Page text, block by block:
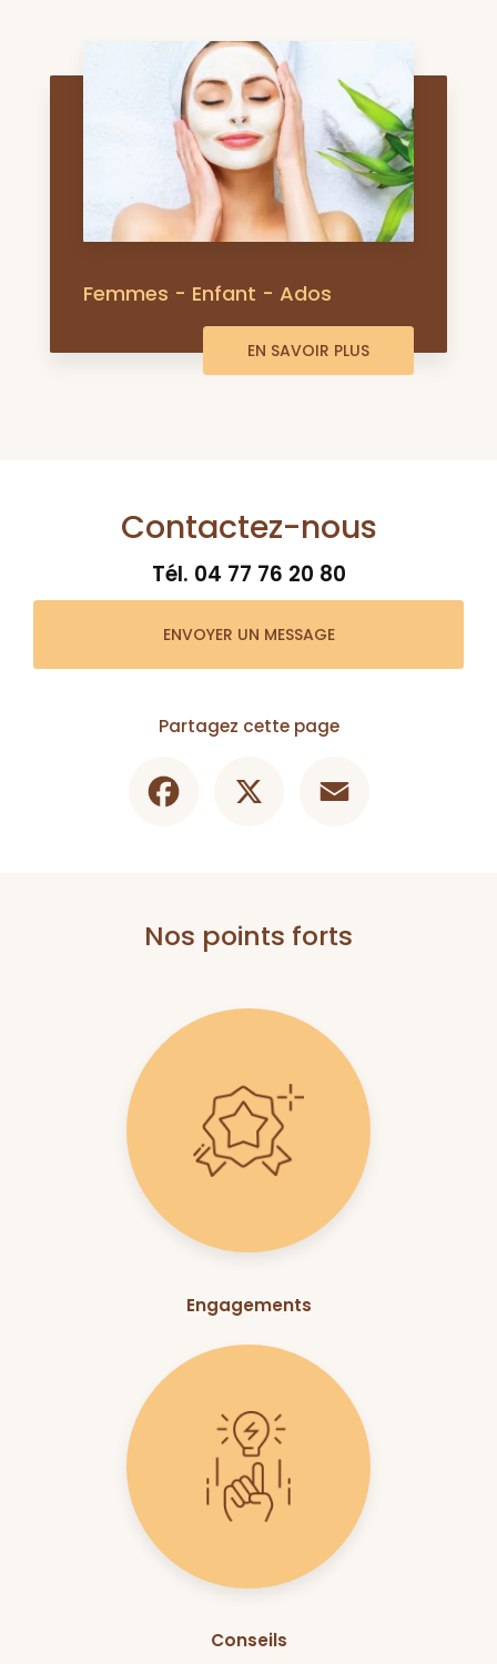
Femmes - Enfant - Ados
EN SAVOIR PLUS
Contactez-nous
Tél. 04 77 76 20 80
ENVOYER UN MESSAGE
Partagez cette page
Nos points forts
Engagements
Conseils